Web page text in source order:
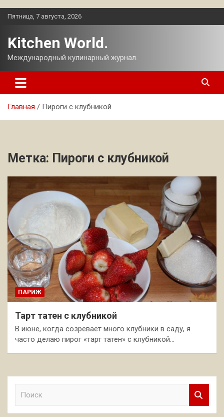
Перейти
Пятница, 7 августа, 2026
Kitchen World.
Международный кулинарный журнал.
Главная Пироги с клубникой
Метка: Пироги с клубникой
ПАРИЖ
Тарт татен с клубникой
В июне, когда созревает много клубники в саду, я
часто делаю пирог «тарт татен» с клубникой…